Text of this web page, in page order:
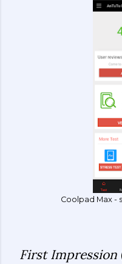
Coolpad Max -
First Impression